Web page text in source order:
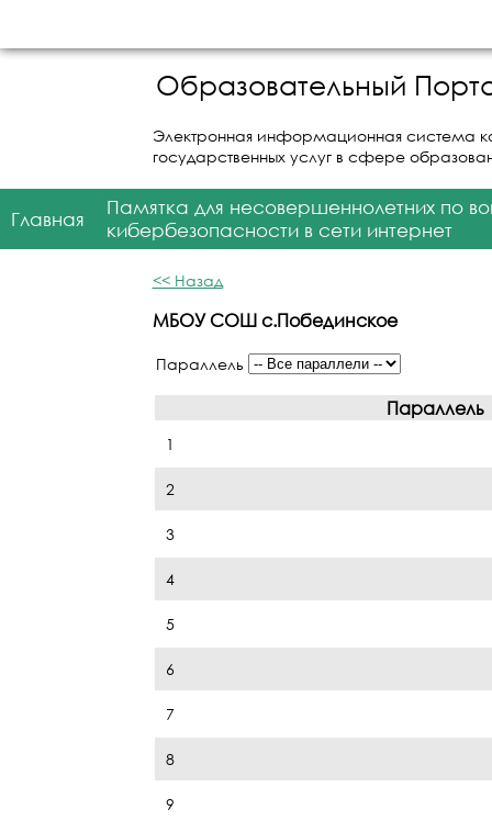
Образовательный
Электронная информационная система
государственных услуг в сфере
Главная
Памятка для несовершеннолетних по
кибербезопасности в сети интернет
<< Назад
МБОУ СОШ с.Побединское
Параллель
Параллель
1
2
3
4
5
6
7
8
9